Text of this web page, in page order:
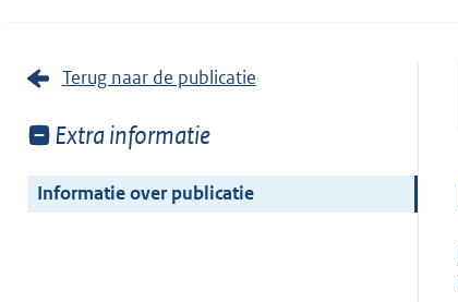
Terug naar de publicatie
Toon
van:
Extra informatie
Informatie over publicatie